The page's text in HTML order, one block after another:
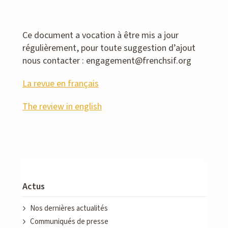
Ce document a vocation à être mis a jour
régulièrement, pour toute suggestion d’ajout
nous contacter : engagement@frenchsif.org
La revue en français
The review in english
Actus
Nos dernières actualités
Communiqués de presse